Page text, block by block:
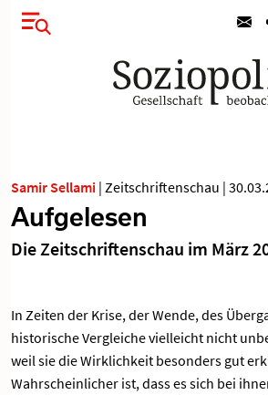
Samir Sellami | Zeitschriftenschau |
Aufgelesen
Die Zeitschriftenschau im März
In Zeiten der Krise, der Wende, des
historische Vergleiche vielleicht nicht
weil sie die Wirklichkeit besonders gut
Wahrscheinlicher ist, dass es sich bei